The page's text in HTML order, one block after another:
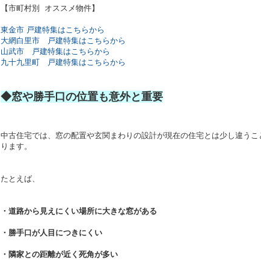
【市町村別 オススメ物件】
東金市 戸建特集はこちらから
大網白里市 戸建特集はこちらから
山武市 戸建特集はこちらから
九十九里町 戸建特集はこちらから
◆窓や勝手口の位置も意外と重要
中古住宅では、窓の配置や玄関まわりの設計が現在の住宅とは少し違うこ
ります。
たとえば、
・道路から見えにくい場所に大きな窓がある
・勝手口が人目につきにくい
・隣家との距離が近く死角が多い